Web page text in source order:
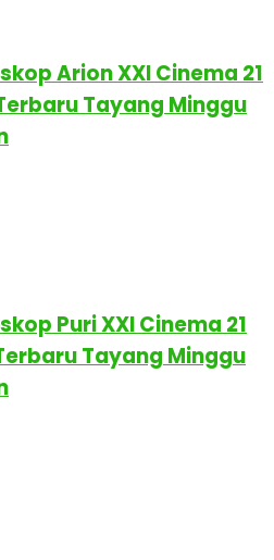
Arion XXI Cinema 21
Tayang Minggu
Puri XXI Cinema 21
Tayang Minggu